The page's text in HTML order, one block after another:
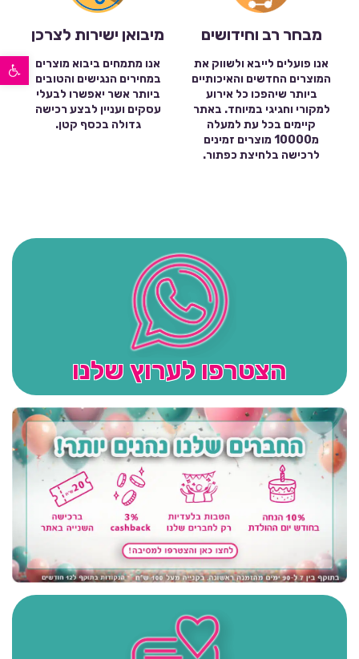
פתח סרגל נגישות
מבחר רב וחידושים
אנו פועלים לייבא ולשווק את
המוצרים החדשים והאיכותיים
ביותר שיהפכו כל אירוע
למקורי וחגיגי במיוחד. באתר
קיימים בכל עת למעלה
מ10000 מוצרים זמינים
לרכישה בלחיצת כפתור.
מיבואן ישירות לצרכן
אנו מתמחים ביבוא מוצרים
במחירים הנגישים והטובים
ביותר אשר יאפשרו לבעלי
עסקים ועניין לבצע רכישה
גדולה בכסף קטן.
הצטרפו לערוץ שלנו